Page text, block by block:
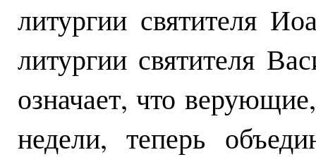
литургии святителя
литургии святителя
означает, что
недели, теперь